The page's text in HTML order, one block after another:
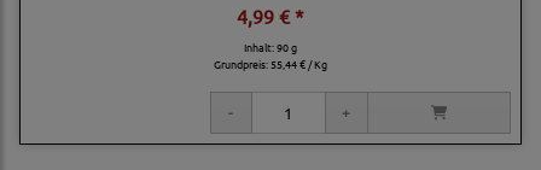
4,99 € *
Inhalt: 90 g
Grundpreis:55,44 € / Kg